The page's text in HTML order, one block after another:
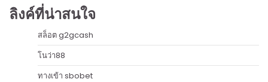
ลิงค์ที่น่าสนใจ
สล็อต g2gcash
โนว่า88
ทางเข้า sbobet